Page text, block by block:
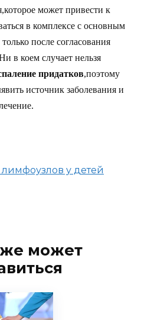
может привести к
в комплексе с основным
после согласования
в коем случает нельзя
придатков,поэтому
источник заболевания и
у детей
может